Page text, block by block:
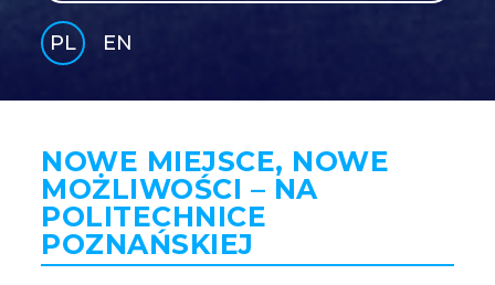
PL
EN
SH
NOWE MIEJSCE, NOWE
MOŻLIWOŚCI – NA
POLITECHNICE
POZNAŃSKIEJ